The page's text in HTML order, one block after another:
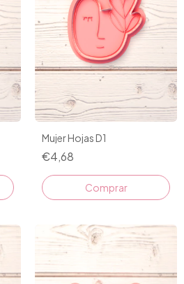
Mujer Hojas D1
€4,68
Comprar